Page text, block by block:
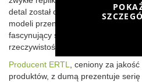
detal został oddany z niesamowitą
modeli przenosi kolekcjonerów i
fascynujący świat maszyn
rzeczywistości rolniczych pól.
Producent ERTL
, ceniony za
produktów, z dumą prezentuje